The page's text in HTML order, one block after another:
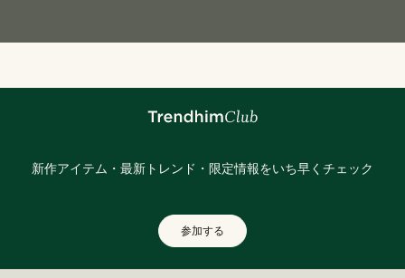
新作アイテム・最新トレンド・限定情報をいち早くチェック
参加する